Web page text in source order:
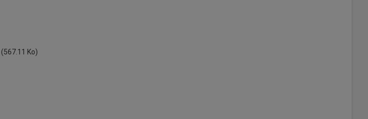
(567.11 Ko)